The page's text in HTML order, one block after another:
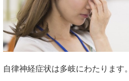
自律神経症状は多岐にわたります。